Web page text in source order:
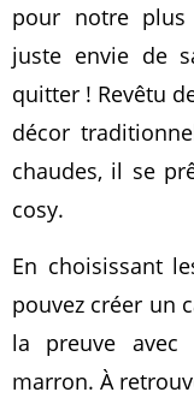
pour notre plus
juste envie de
quitter ! Revêtu
décor
chaudes, il se
cosy.
En choisissant
pouvez créer un
la preuve
marron. À